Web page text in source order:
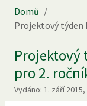
Domů /
Projektový týden
Projektový
pro 2.
Vydáno: 1. září 2015,